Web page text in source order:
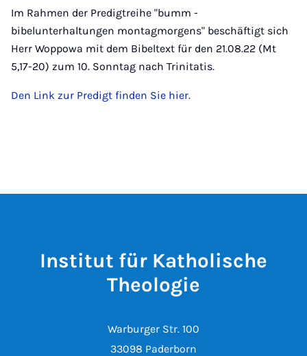
Im Rahmen der Predigtreihe "bumm -
bibelunterhaltungen montagmorgens" beschäftigt sich
Herr Woppowa mit dem Bibeltext für den 21.08.22 (Mt
5,17-20) zum 10. Sonntag nach Trinitatis.
Den Link zur Predigt finden Sie hier.
Institut für Katholische
Theologie
Warburger Str. 100
33098 Paderborn